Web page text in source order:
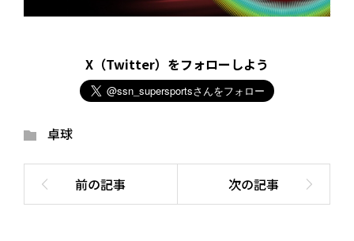
X（Twitter）をフォローしよう
卓球